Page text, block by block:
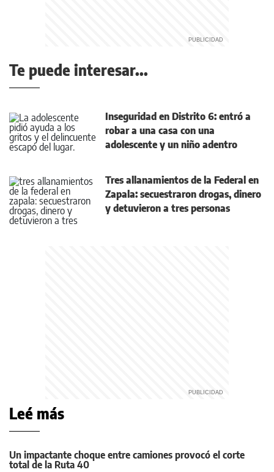
Te puede interesar...
Inseguridad en Distrito 6: entró a
robar a una casa con una
adolescente y un niño adentro
Tres allanamientos de la Federal en
Zapala: secuestraron drogas, dinero
y detuvieron a tres personas
Leé más
Un impactante choque entre camiones provocó el corte
total de la Ruta 40